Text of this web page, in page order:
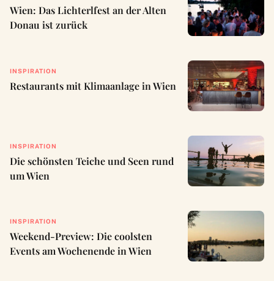
Wien: Das Lichterlfest an der Alten
Donau ist zurück
INSPIRATION
Restaurants mit Klimaanlage in Wien
INSPIRATION
Die schönsten Teiche und Seen rund
um Wien
INSPIRATION
Weekend-Preview: Die coolsten
Events am Wochenende in Wien